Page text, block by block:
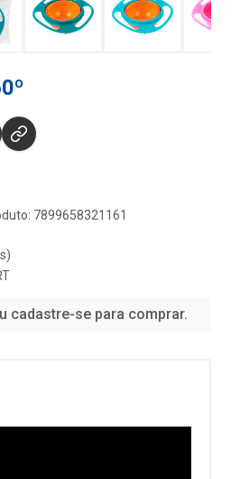
7899658321161
cadastre-se para comprar.